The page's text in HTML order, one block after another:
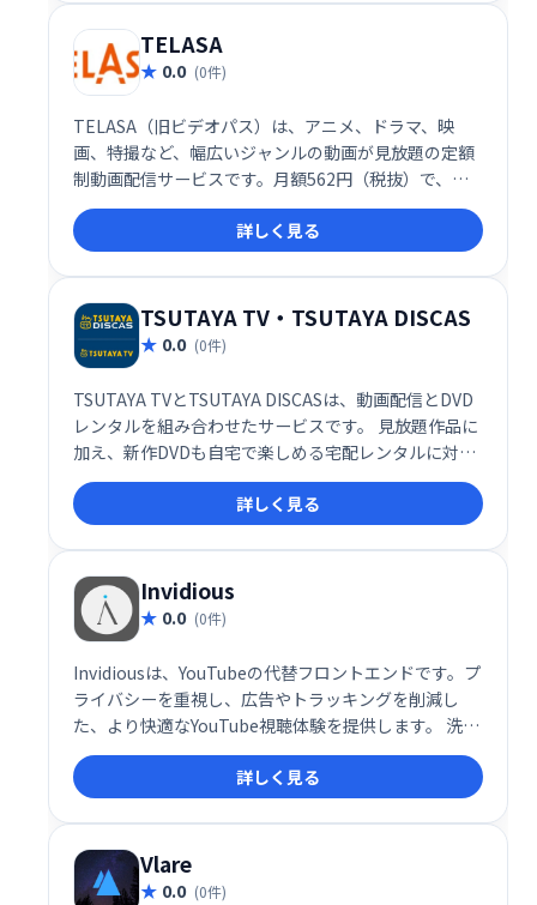
TELASA
0.0 (0件)
TELASA（旧ビデオパス）は、アニメ、ドラマ、映
画、特撮など、幅広いジャンルの動画が見放題の定額
制動画配信サービスです。月額562円（税抜）で、初
回30日間は無料でお楽しみいただけます。豊富な作品
ラインナップで、充実のエンタメ体験を提供します。
詳しく見る
TSUTAYA TV・TSUTAYA DISCAS
0.0 (0件)
TSUTAYA TVとTSUTAYA DISCASは、動画配信とDVD
レンタルを組み合わせたサービスです。 見放題作品に
加え、新作DVDも自宅で楽しめる宅配レンタルに対
応。送料無料なので、お好きな作品をいつでも手軽に
視聴できます。
詳しく見る
Invidious
0.0 (0件)
Invidiousは、YouTubeの代替フロントエンドです。プ
ライバシーを重視し、広告やトラッキングを削減し
た、より快適なYouTube視聴体験を提供します。 洗練
されたインターフェースで、お気に入りの動画を邪魔
されずに楽しめます。様々な機能拡張も提供し、
YouTubeをより自由に、よりパーソナルに利用できま
す。
詳しく見る
Vlare
0.0 (0件)